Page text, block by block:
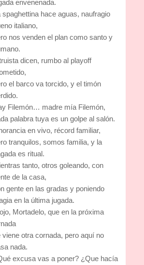
envenenada.
spaghettina hace aguas, naufragio
italiano,
nos venden el plan como santo y
dicen, rumbo al playoff
el barco va torcido, y el timón
Filemón… madre mía Filemón,
palabra tuya es un golpe al salón.
en vivo, récord familiar,
tranquilos, somos familia, y la
es ritual.
tanto, otros goleando, con
de la casa,
gente en las gradas y poniendo
en la última jugada.
Mortadelo, que en la próxima
viene otra cornada, pero aquí no
nada.
excusa vas a poner? ¿Que hacía